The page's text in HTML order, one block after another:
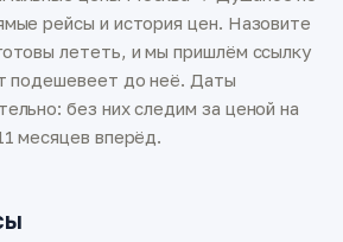
рейсы и история цен. Назовите
лететь, и мы пришлём ссылку
подешевеет до неё. Даты
без них следим за ценой на
месяцев вперёд.